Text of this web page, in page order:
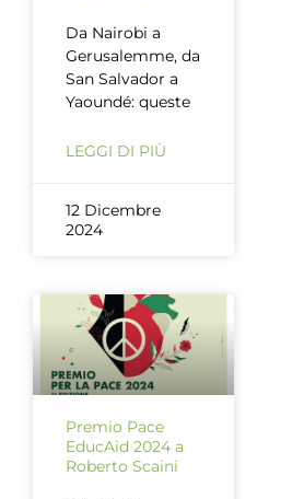
Da Nairobi a
Gerusalemme, da
San Salvador a
Yaoundé: queste
LEGGI DI PIÙ
12 Dicembre
2024
Premio Pace
EducAid 2024 a
Roberto Scaini